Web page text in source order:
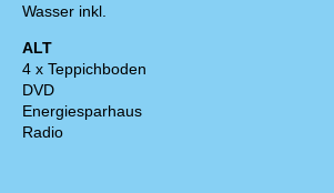
Wasser inkl.
ALT
4 x Teppichboden
DVD
Energiesparhaus
Radio